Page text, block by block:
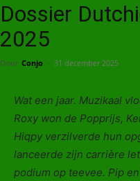
Dossier
2025
Door Conjo - 31 december 2025
Wat een jaar. Muzikaal
Roxy won de Popprijs,
Hiqpy verzilverde hun
lanceerde zijn carrière
podium op teevee. Pip